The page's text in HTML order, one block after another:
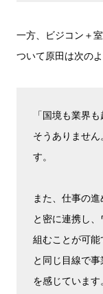
一方、ビジコン＋
ついて原田は次の
「国境も業界
そうありませ
す。
また、仕事の
と密に連携し
組むことが可
と同じ目線で
を感じています。